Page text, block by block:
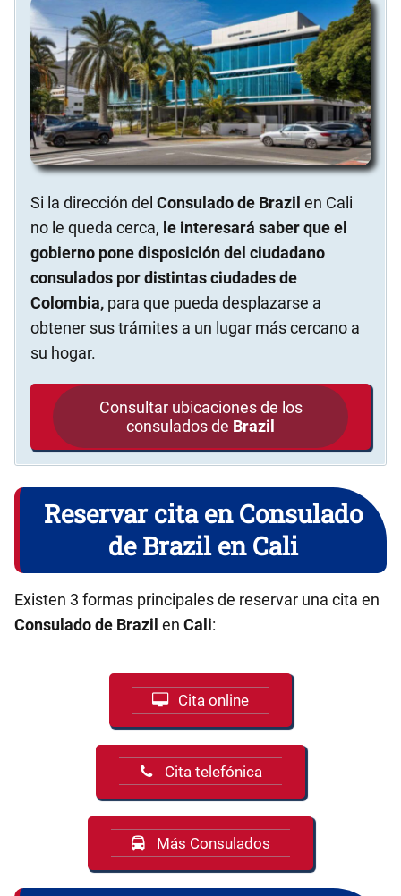
Si la dirección del Consulado de Brazil en Cali
no le queda cerca, le interesará saber que el
gobierno pone disposición del ciudadano
consulados por distintas ciudades de
Colombia, para que pueda desplazarse a
obtener sus trámites a un lugar más cercano a
su hogar.
Consultar ubicaciones de los
consulados de Brazil
Reservar cita en Consulado
de Brazil en Cali
Existen 3 formas principales de reservar una cita en
Consulado de Brazil en Cali:
Cita online
Cita telefónica
Más Consulados